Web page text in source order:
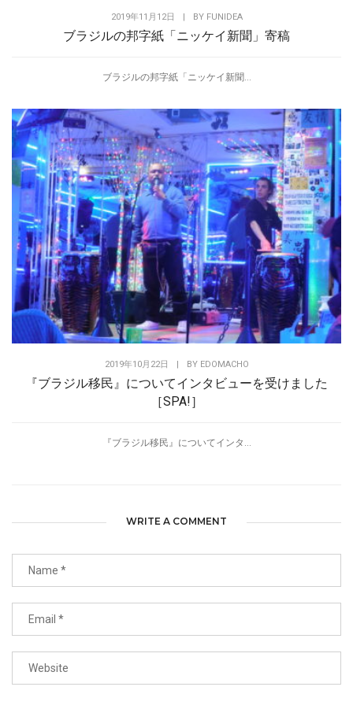
2019年11月12日 | BY FUNIDEA
ブラジルの邦字紙「ニッケイ新聞」寄稿
ブラジルの邦字紙「ニッケイ新聞...
2019年10月22日 BY EDOMACHO
『ブラジル移民』についてインタビューを受けました
［SPA!］
『ブラジル移民』についてインタ...
WRITE A COMMENT